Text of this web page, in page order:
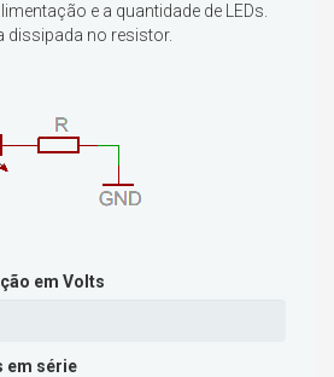
e a quantidade de LEDs.
dissipada no resistor.
em Volts
em série